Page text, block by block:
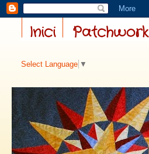
Inici Patchwork
Select Language ▼